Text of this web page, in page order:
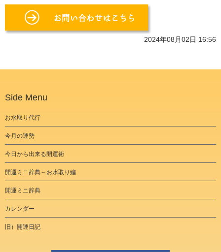
2024年08月02日 16:56
Side Menu
お水取り代行
今月の運勢
今日から出来る開運術
開運ミニ辞典～お水取り編
開運ミニ辞典
カレンダー
旧）開運日記